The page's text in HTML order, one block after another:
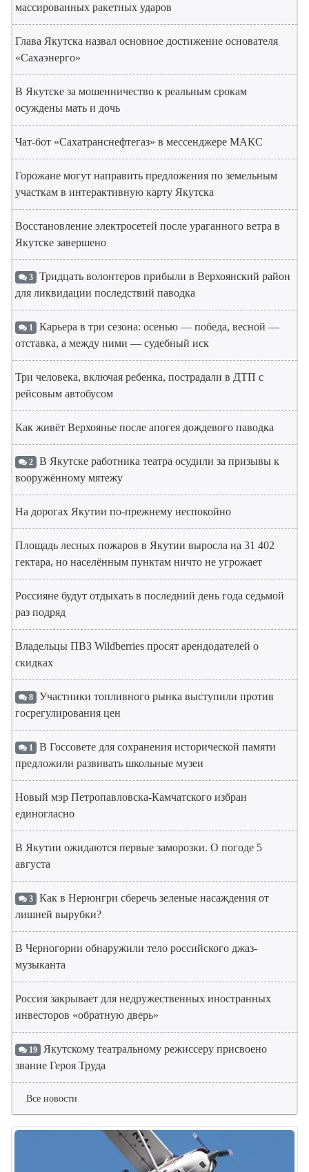
массированных ракетных ударов
Глава Якутска назвал основное достижение основателя
«Сахаэнерго»
В Якутске за мошенничество к реальным срокам
осуждены мать и дочь
Чат-бот «Сахатранснефтегаз» в мессенджере МАКС
Горожане могут направить предложения по земельным
участкам в интерактивную карту Якутска
Восстановление электросетей после ураганного ветра в
Якутске завершено
3 Тридцать волонтеров прибыли в Верхоянский район
для ликвидации последствий паводка
1 Карьера в три сезона: осенью — победа, весной —
отставка, а между ними — судебный иск
Три человека, включая ребенка, пострадали в ДТП с
рейсовым автобусом
Как живёт Верхоянье после апогея дождевого паводка
2 В Якутске работника театра осудили за призывы к
вооружённому мятежу
На дорогах Якутии по-прежнему неспокойно
Площадь лесных пожаров в Якутии выросла на 31 402
гектара, но населённым пунктам ничто не угрожает
Россияне будут отдыхать в последний день года седьмой
раз подряд
Владельцы ПВЗ Wildberries просят арендодателей о
скидках
8 Участники топливного рынка выступили против
госрегулирования цен
1 В Госсовете для сохранения исторической памяти
предложили развивать школьные музеи
Новый мэр Петропавловска-Камчатского избран
единогласно
В Якутии ожидаются первые заморозки. О погоде 5
августа
3 Как в Нерюнгри сберечь зеленые насаждения от
лишней вырубки?
В Черногории обнаружили тело российского джаз-
музыканта
Россия закрывает для недружественных иностранных
инвесторов «обратную дверь»
19 Якутскому театральному режиссеру присвоено
звание Героя Труда
Все новости